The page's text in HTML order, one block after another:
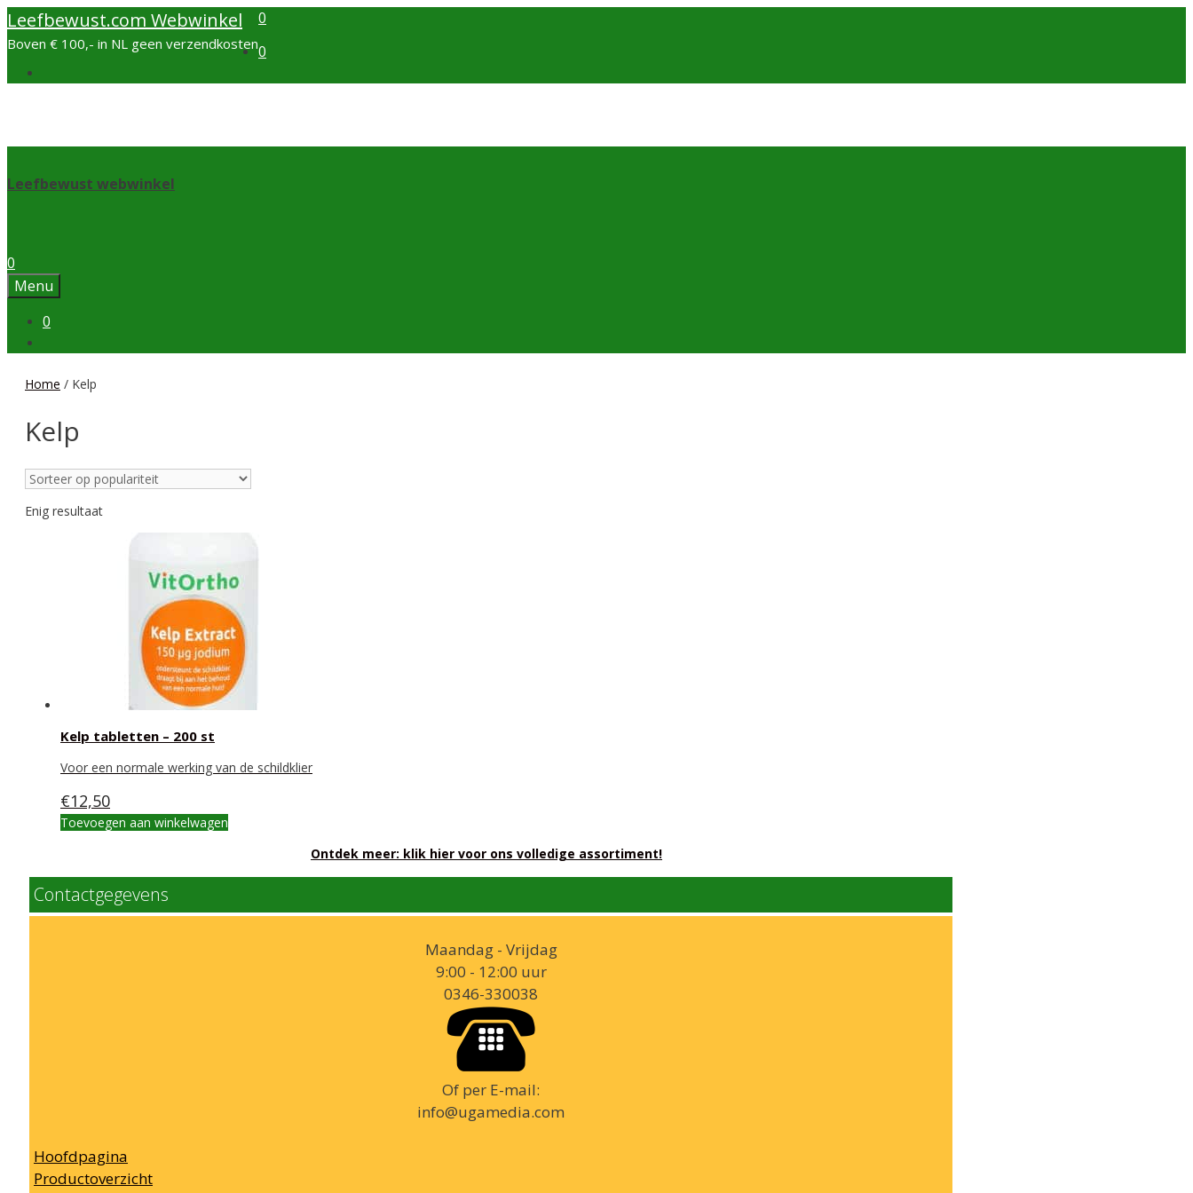
Ga
naar
de
inhoud
Leefbewust.com Webwinkel
Boven € 100,- in NL geen verzendkosten
0
0
Leefbewust webwinkel
0
Menu
0
Home / Kelp
Kelp
Enig resultaat
Kelp tabletten – 200 st
Voor een normale werking van de schildklier
€12,50
Toevoegen aan winkelwagen
Ontdek meer: klik hier voor ons volledige assortiment!
Contactgegevens
Maandag - Vrijdag
9:00 - 12:00 uur
0346-330038
Of per E-mail:
info@ugamedia.com
Hoofdpagina
Productoverzicht